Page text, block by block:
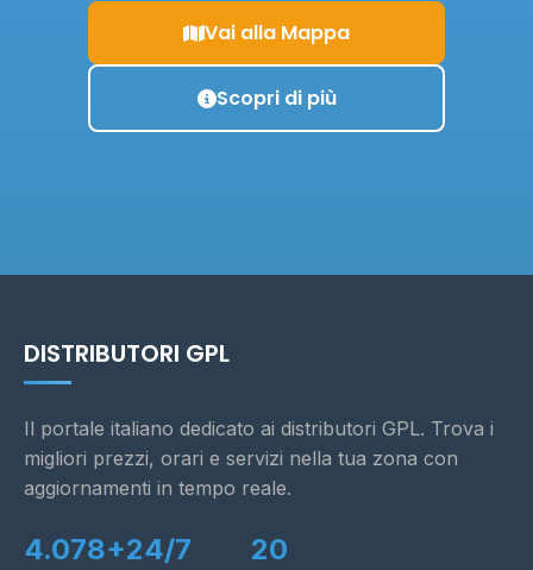
Vai alla Mappa
Scopri di più
DISTRIBUTORI GPL
Il portale italiano dedicato ai distributori GPL. Trova i
migliori prezzi, orari e servizi nella tua zona con
aggiornamenti in tempo reale.
4.078+24/7 20